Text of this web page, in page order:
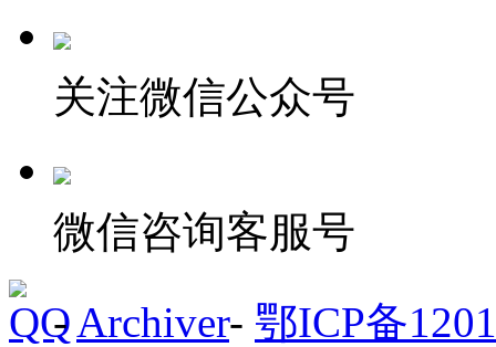
关注微信公众号
微信咨询客服号
- Archiver- 鄂ICP备